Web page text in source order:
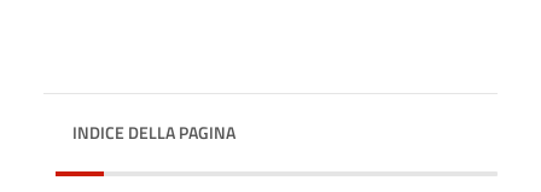
INDICE DELLA PAGINA